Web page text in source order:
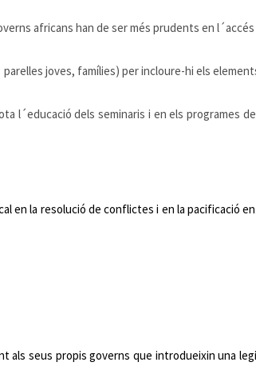
africans han de ser més prudents en
joves, famílies) per incloure-hi els
l´educació dels seminaris i en els programes
en la resolució de conflictes i en la pacificació
als seus propis governs que introdueixin una